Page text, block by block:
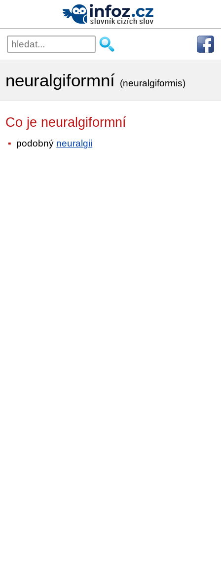
neuralgiformní (neuralgiformis)
Co je neuralgiformní
podobný neuralgii